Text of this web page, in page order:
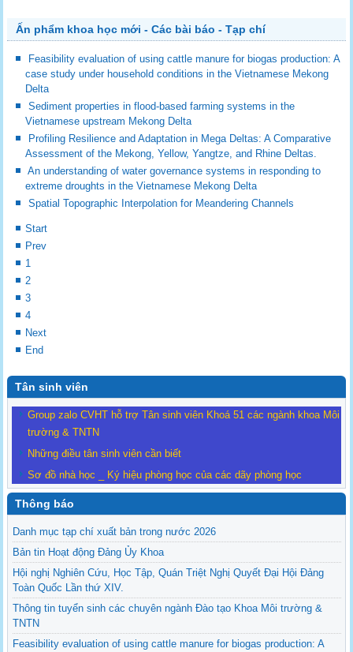
Ấn phẩm khoa học mới - Các bài báo - Tạp chí
Feasibility evaluation of using cattle manure for biogas production: A
case study under household conditions in the Vietnamese Mekong
Delta
Sediment properties in flood-based farming systems in the
Vietnamese upstream Mekong Delta
Profiling Resilience and Adaptation in Mega Deltas: A Comparative
Assessment of the Mekong, Yellow, Yangtze, and Rhine Deltas.
An understanding of water governance systems in responding to
extreme droughts in the Vietnamese Mekong Delta
Spatial Topographic Interpolation for Meandering Channels
Start
Prev
1
2
3
4
Next
End
Tân sinh viên
Group zalo CVHT hỗ trợ Tân sinh viên Khoá 51 các ngành khoa Môi
trường & TNTN
Những điều tân sinh viên cần biết
Sơ đồ nhà học _ Ký hiệu phòng học của các dãy phòng học
Thông báo
Danh mục tạp chí xuất bản trong nước 2026
Bản tin Hoạt động Đảng Ủy Khoa
Hội nghị Nghiên Cứu, Học Tập, Quán Triệt Nghị Quyết Đại Hội Đảng
Toàn Quốc Lần thứ XIV.
Thông tin tuyển sinh các chuyên ngành Đào tạo Khoa Môi trường &
TNTN
Feasibility evaluation of using cattle manure for biogas production: A